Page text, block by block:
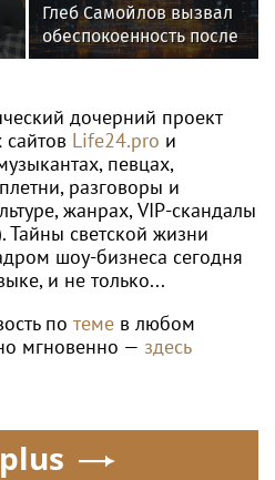
Глеб Самойлов вызвал
обеспокоенность после
концерта в Москве
дочерний проект
Life24.pro и
певцах,
разговоры и
жанрах, VIP-скандалы
Тайны светской жизни
шоу-бизнеса сегодня
и не только...
по теме в любом
мгновенно — здесь